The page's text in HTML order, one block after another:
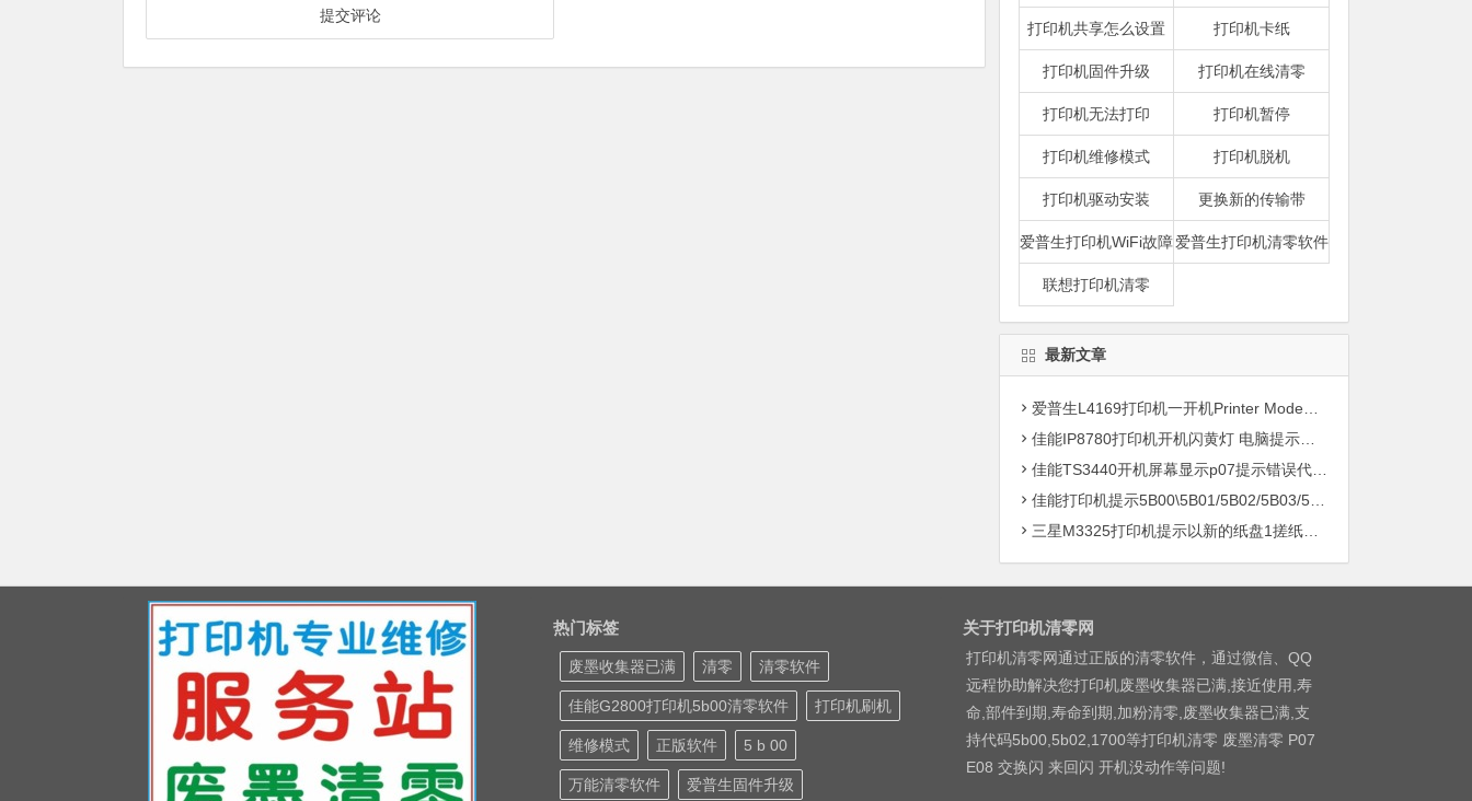
打印机共享怎么设置 打印机卡纸
打印机固件升级 打印机在线清零
打印机无法打印 打印机暂停
打印机维修模式 打印机脱机
打印机驱动安装 更换新的传输带
爱普生打印机WiFi故障爱普生打印机清零软件
联想打印机清零
最新文章
爱普生L4169打印机一开机Printer Mode故障主板维修
佳能IP8780打印机开机闪黄灯 电脑提示错误5B00快速解决方案清零
佳能TS3440开机屏幕显示p07提示错误代码5B00快速解决方案 清零
佳能打印机提示5B00\5B01/5B02/5B03/5B04/5B11/5B12/5B13/5B14/1700/1702/1703/1704
三星M3325打印机提示以新的纸盘1搓纸轮进行更换
热门标签
废墨收集器已满 清零 清零软件
佳能G2800打印机5b00清零软件 打印机刷机
维修模式 正版软件 5 b 00
万能清零软件 爱普生固件升级
关于打印机清零网
打印机清零网通过正版的清零软件，通过微信、QQ
远程协助解决您打印机废墨收集器已满,接近使用,寿
命,部件到期,寿命到期,加粉清零,废墨收集器已满,支
持代码5b00,5b02,1700等打印机清零 废墨清零 P07
E08 交换闪 来回闪 开机没动作等问题!